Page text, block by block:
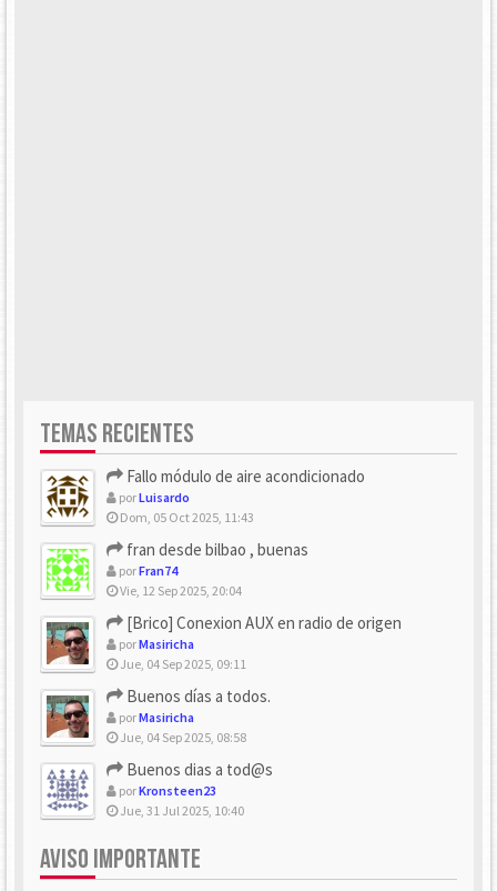
TEMAS RECIENTES
Fallo módulo de aire acondicionado
porLuisardo
Dom, 05 Oct 2025, 11:43
fran desde bilbao , buenas
porFran74
Vie, 12 Sep 2025, 20:04
[Brico] Conexion AUX en radio de origen
porMasiricha
Jue, 04 Sep 2025, 09:11
Buenos días a todos.
porMasiricha
Jue, 04 Sep 2025, 08:58
Buenos dias a tod@s
porKronsteen23
Jue, 31 Jul 2025, 10:40
AVISO IMPORTANTE